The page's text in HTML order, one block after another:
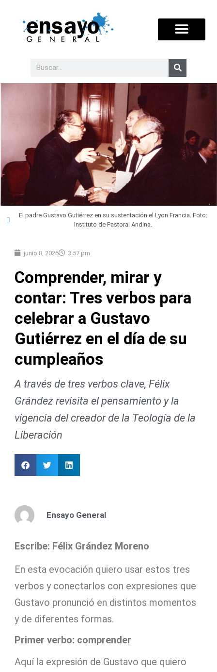
El padre Gustavo Gutiérrez en su sustentación el Lyon Francia. Foto:
Instituto de Pastoral Andina.
junio 8, 2026 3:57 pm
Comprender, mirar y
contar: Tres verbos para
celebrar a Gustavo
Gutiérrez en el día de su
cumpleaños
A través de tres verbos clave, Félix
Grández revisita el pensamiento y la
vigencia del creador de la Teología de la
Liberación
Ensayo General
Escribe: Félix Grández Moreno
En esta evocación quiero usar estos tres
verbos y conectarlos con expresiones que
Gustavo pronunció en distintos momentos
y de diferentes formas.
Primer verbo: comprender
Aquí la expresión de Gustavo que quiero